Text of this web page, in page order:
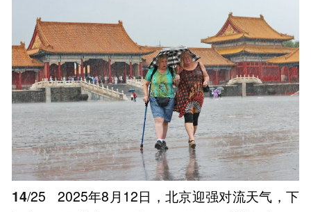
14/25
2025年8月12日，北京迎强对流天气，下